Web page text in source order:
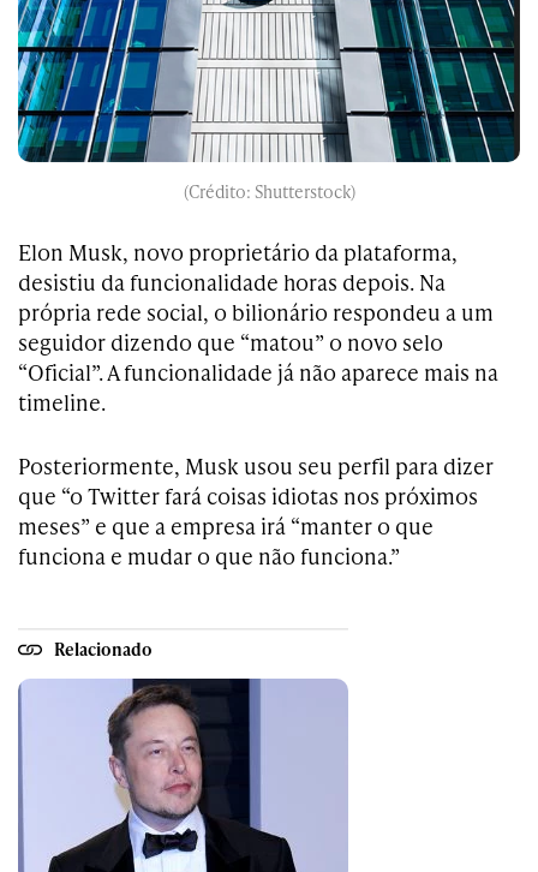
(Crédito: Shutterstock)
Elon Musk, novo proprietário da plataforma,
desistiu da funcionalidade horas depois. Na
própria rede social, o bilionário respondeu a um
seguidor dizendo que “matou” o novo selo
“Oficial”. A funcionalidade já não aparece mais na
timeline.
Posteriormente, Musk usou seu perfil para dizer
que “o Twitter fará coisas idiotas nos próximos
meses” e que a empresa irá “manter o que
funciona e mudar o que não funciona.”
Relacionado